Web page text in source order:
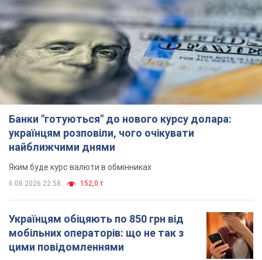
Банки "готуються" до нового курсу долара:
українцям розповіли, чого очікувати
найближчими днями
Яким буде курс валюти в обмінниках
6.08.2026 22:58 152,0 т.
Українцям обіцяють по 850 грн від
мобільних операторів: що не так з
цими повідомленнями